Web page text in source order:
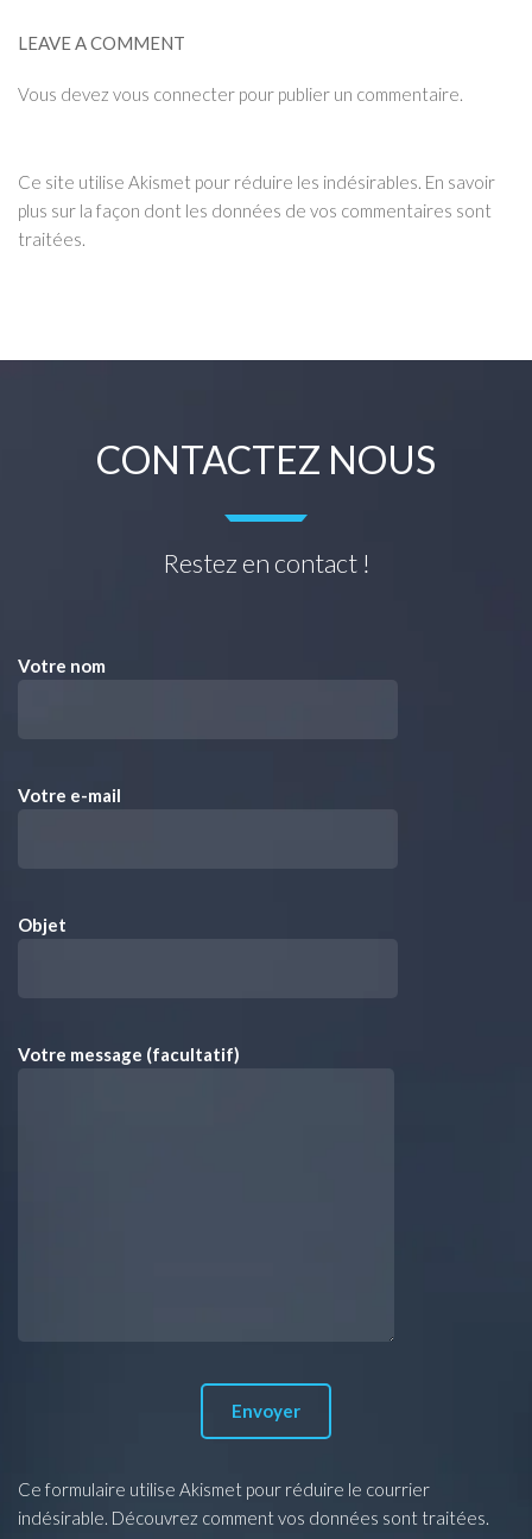
LEAVE A COMMENT
Vous devez vous connecter pour publier un commentaire.
Ce site utilise Akismet pour réduire les indésirables. En savoir
plus sur la façon dont les données de vos commentaires sont
traitées.
CONTACTEZ NOUS
Restez en contact !
Votre nom
Votre e-mail
Objet
Votre message (facultatif)
Ce formulaire utilise Akismet pour réduire le courrier
indésirable. Découvrez comment vos données sont traitées.